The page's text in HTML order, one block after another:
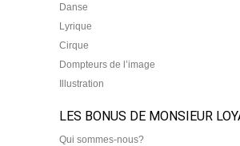
Danse
Lyrique
Cirque
Dompteurs de l’image
Illustration
LES BONUS DE MONSIEUR
Qui sommes-nous?